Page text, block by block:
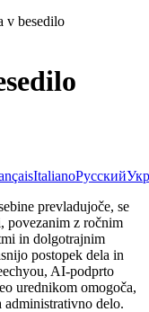
v besedilo
ItalianoРусский
prevladujoče, se
povezanim z ročnim
in dolgotrajnim
postopek dela in
AI-podprto
urednikom omogoča,
administrativno delo.